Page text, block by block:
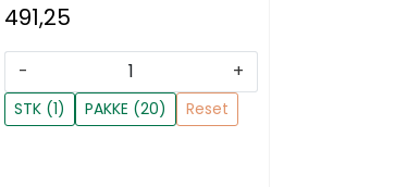
491,25
- +
STK (1) PAKKE (20) Reset